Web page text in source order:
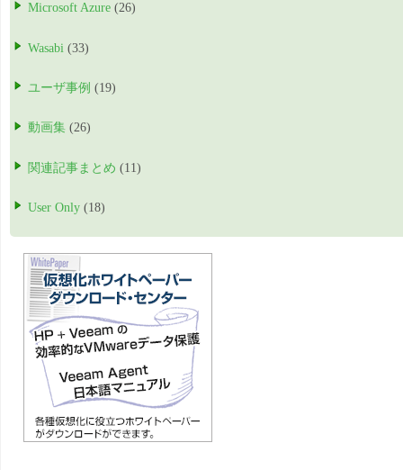
Microsoft Azure (26)
Wasabi (33)
ユーザ事例 (19)
動画集 (26)
関連記事まとめ (11)
User Only (18)